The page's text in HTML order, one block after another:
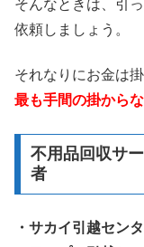
そんなときは、引
依頼しましょう。
それなりにお金は
最も手間の掛から
不用品回収サ
者
・サカイ引越セン